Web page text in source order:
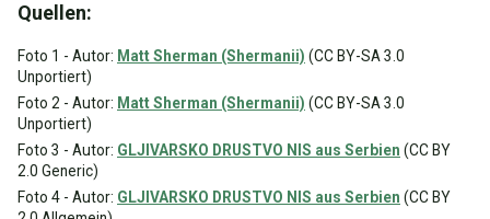
Quellen:
Foto 1 - Autor: Matt Sherman (Shermanii) (CC BY-SA 3.0
Unportiert)
Foto 2 - Autor: Matt Sherman (Shermanii) (CC BY-SA 3.0
Unportiert)
Foto 3 - Autor: GLJIVARSKO DRUSTVO NIS aus Serbien (CC BY
2.0 Generic)
Foto 4 - Autor: GLJIVARSKO DRUSTVO NIS aus Serbien (CC BY